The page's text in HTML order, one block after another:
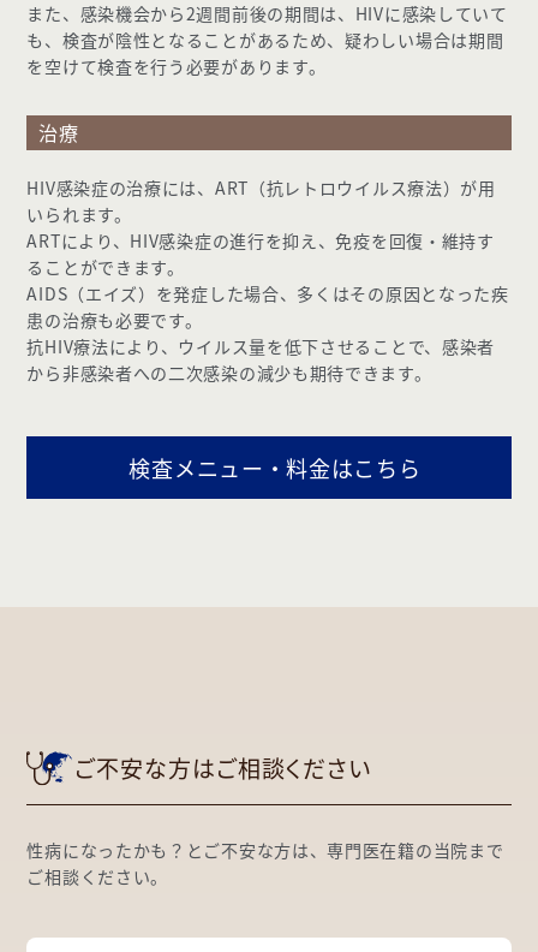
また、感染機会から2週間前後の期間は、HIVに感染していて
も、検査が陰性となることがあるため、疑わしい場合は期間
を空けて検査を行う必要があります。
治療
HIV感染症の治療には、ART（抗レトロウイルス療法）が用
いられます。
ARTにより、HIV感染症の進行を抑え、免疫を回復・維持す
ることができます。
AIDS（エイズ）を発症した場合、多くはその原因となった疾
患の治療も必要です。
抗HIV療法により、ウイルス量を低下させることで、感染者
から非感染者への二次感染の減少も期待できます。
検査メニュー・料金はこちら
ご不安な方はご相談ください
性病になったかも？とご不安な方は、専門医在籍の当院まで
ご相談ください。